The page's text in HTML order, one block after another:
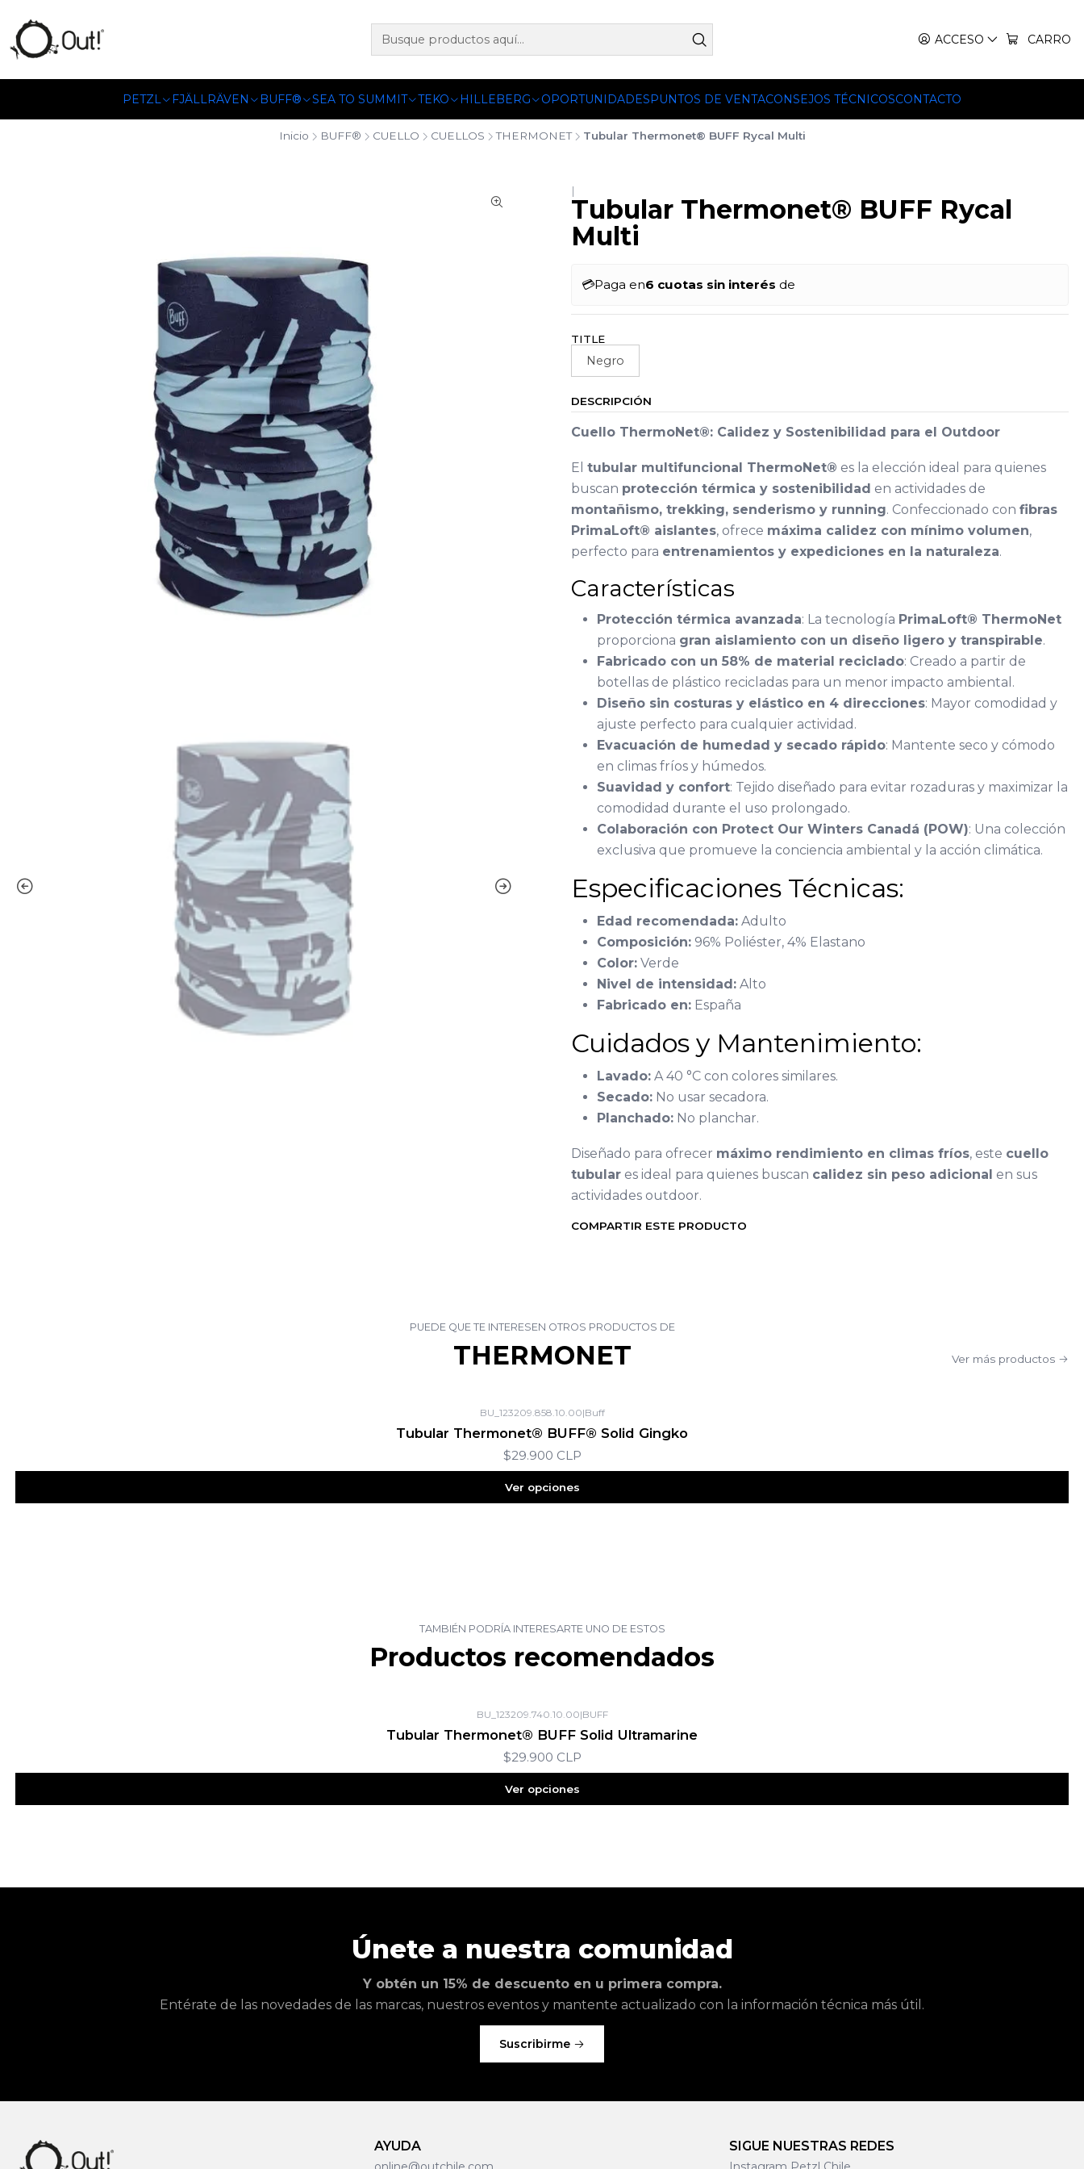
ACCESO CARRO
PETZL FJÄLLRÄVEN BUFF® SEA TO SUMMIT TEKO HILLEBERG OPORTUNIDADESPUNTOS DE VENTACONSEJOS TÉCNICOSCONTACTO
Inicio BUFF® CUELLO CUELLOS THERMONET Tubular Thermonet® BUFF Rycal Multi
|
Tubular Thermonet® BUFF Rycal
Multi
💳Paga en6 cuotas sin interés de
TITLE
Negro
DESCRIPCIÓN
Cuello ThermoNet®: Calidez y Sostenibilidad para el Outdoor
El tubular multifuncional ThermoNet® es la elección ideal para quienes
buscan protección térmica y sostenibilidad en actividades de
montañismo, trekking, senderismo y running. Confeccionado con fibras
PrimaLoft® aislantes, ofrece máxima calidez con mínimo volumen,
perfecto para entrenamientos y expediciones en la naturaleza.
Características
Protección térmica avanzada: La tecnología PrimaLoft® ThermoNet
proporciona gran aislamiento con un diseño ligero y transpirable.
Fabricado con un 58% de material reciclado: Creado a partir de
botellas de plástico recicladas para un menor impacto ambiental.
Diseño sin costuras y elástico en 4 direcciones: Mayor comodidad y
ajuste perfecto para cualquier actividad.
Evacuación de humedad y secado rápido: Mantente seco y cómodo
en climas fríos y húmedos.
Suavidad y confort: Tejido diseñado para evitar rozaduras y maximizar la
comodidad durante el uso prolongado.
Colaboración con Protect Our Winters Canadá (POW): Una colección
exclusiva que promueve la conciencia ambiental y la acción climática.
Especificaciones Técnicas:
Edad recomendada: Adulto
Composición: 96% Poliéster, 4% Elastano
Color: Verde
Nivel de intensidad: Alto
Fabricado en: España
Cuidados y Mantenimiento:
Lavado: A 40 °C con colores similares.
Secado: No usar secadora.
Planchado: No planchar.
Diseñado para ofrecer máximo rendimiento en climas fríos, este cuello
tubular es ideal para quienes buscan calidez sin peso adicional en sus
actividades outdoor.
COMPARTIR ESTE PRODUCTO
PUEDE QUE TE INTERESEN OTROS PRODUCTOS DE
THERMONET Ver más productos
BU_123209.858.10.00|Buff
Tubular Thermonet® BUFF® Solid Gingko
$29.900 CLP
Ver opciones
TAMBIÉN PODRÍA INTERESARTE UNO DE ESTOS
Productos recomendados
BU_123209.740.10.00|BUFF
Tubular Thermonet® BUFF Solid Ultramarine
$29.900 CLP
Ver opciones
Únete a nuestra comunidad
Y obtén un 15% de descuento en u primera compra.
Entérate de las novedades de las marcas, nuestros eventos y mantente actualizado con la información técnica más útil.
Suscribirme
AYUDA SIGUE NUESTRAS REDES